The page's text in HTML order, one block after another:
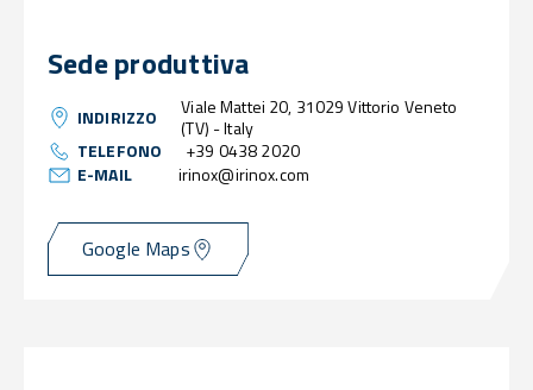
Sede produttiva
INDIRIZZO
Viale Mattei 20, 31029 Vittorio Veneto
(TV) - Italy
TELEFONO
+39 0438 2020
E-MAIL
irinox@irinox.com
Google Maps